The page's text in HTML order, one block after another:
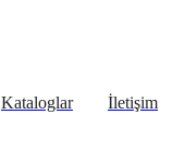
Kataloglar İletişim